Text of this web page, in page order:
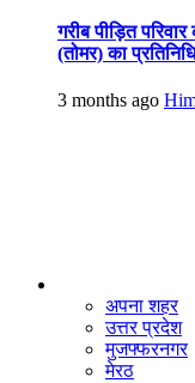
गरीब पीड़ित
(तोमर) का
3 months ago
अपना शहर
उत्तर प्रदेश
मुजफ्फरनगर
मेरठ